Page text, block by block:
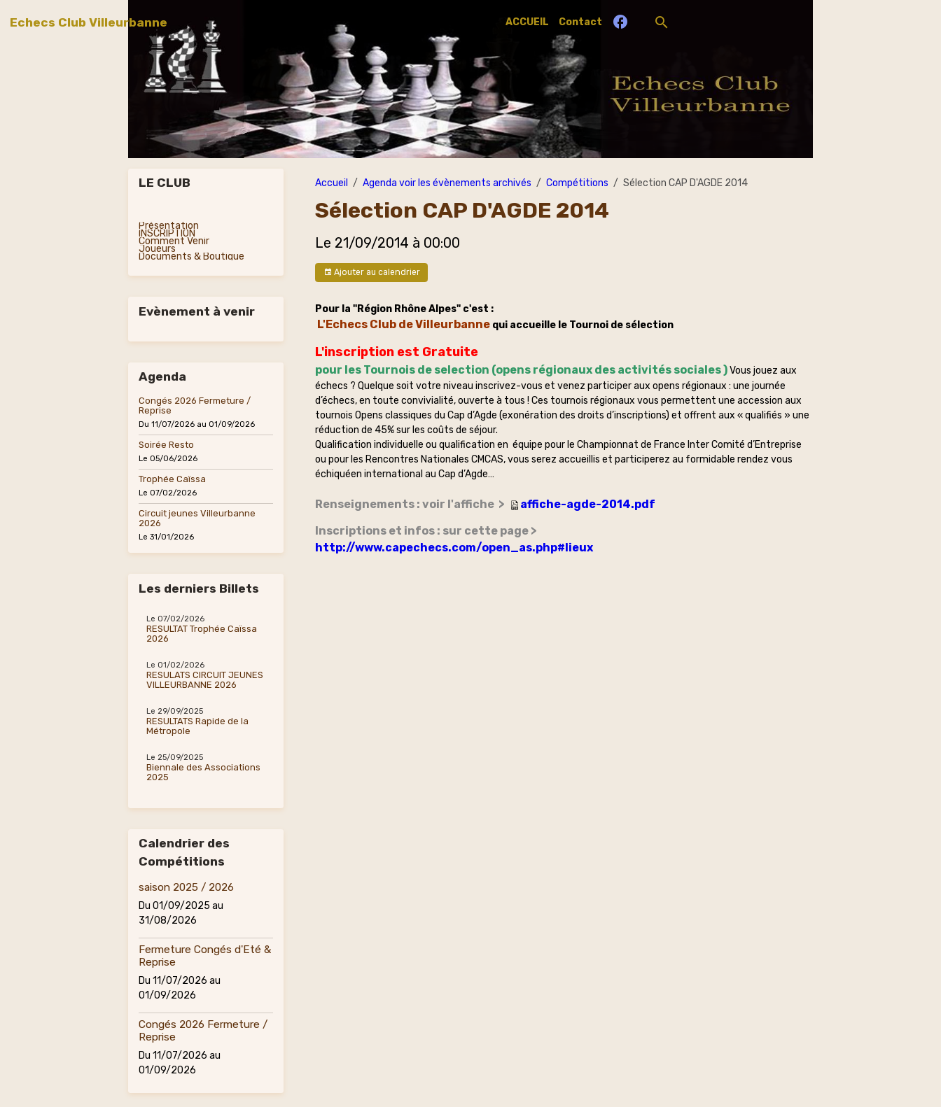
Echecs Club Villeurbanne ACCUEIL Contact
Accueil Agenda voir les évènements archivés Compétitions Sélection CAP D'AGDE 2014
Sélection CAP D'AGDE 2014
Le 21/09/2014 à 00:00
Ajouter au calendrier
Pour la "Région Rhône Alpes" c'est :
L'Echecs Club de Villeurbanne qui accueille le Tournoi de sélection
L'inscription est Gratuite
pour les Tournois de selection (opens régionaux des activités sociales )Vous jouez aux
échecs ? Quelque soit votre niveau inscrivez-vous et venez participer aux opens régionaux : une journée
d’échecs, en toute convivialité, ouverte à tous ! Ces tournois régionaux vous permettent une accession aux
tournois Opens classiques du Cap d’Agde (exonération des droits d’inscriptions) et offrent aux « qualifiés » une
réduction de 45% sur les coûts de séjour.
Qualification individuelle ou qualification en équipe pour le Championnat de France Inter Comité d’Entreprise
ou pour les Rencontres Nationales CMCAS, vous serez accueillis et participerez au formidable rendez vous
échiquéen international au Cap d’Agde…
Renseignements : voir l'affiche >
affiche-agde-2014.pdf
Inscriptions et infos : sur cette page >
http://www.capechecs.com/open_as.php#lieux
LE CLUB
Présentation
INSCRIPTION
Comment Venir
Joueurs
Documents & Boutique
Evènement à venir
Agenda
Congés 2026 Fermeture /
Reprise
Du 11/07/2026 au 01/09/2026
Soirée Resto
Le 05/06/2026
Trophée Caïssa
Le 07/02/2026
Circuit jeunes Villeurbanne
2026
Le 31/01/2026
Les derniers Billets
Le 07/02/2026
RESULTAT Trophée Caïssa
2026
Le 01/02/2026
RESULATS CIRCUIT JEUNES
VILLEURBANNE 2026
Le 29/09/2025
RESULTATS Rapide de la
Métropole
Le 25/09/2025
Biennale des Associations
2025
Calendrier des
Compétitions
saison 2025 / 2026
Du 01/09/2025 au
31/08/2026
Fermeture Congés d'Eté &
Reprise
Du 11/07/2026 au
01/09/2026
Congés 2026 Fermeture /
Reprise
Du 11/07/2026 au
01/09/2026